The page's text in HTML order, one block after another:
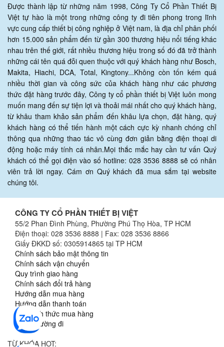
Được thành lập từ những năm 1998, Công Ty Cổ Phần Thiết Bị
Việt tự hào là một trong những công ty đi tiên phong trong lĩnh
vực cung cấp thiết bị công nghiệp ở Việt nam, là địa chỉ phân phối
hơn 15.000 sản phẩm đến từ gần 300 thương hiệu nổi tiếng khác
nhau trên thế giới, rất nhiều thương hiệu trong số đó đã trở thành
những cái tên quá đỗi quen thuộc với quý khách hàng như Bosch,
Makita, Hiachi, DCA, Total, Kingtony...Không còn tốn kém quá
nhiều thời gian và công sức của khách hàng như các phương
thức đặt hàng trước đây, Công ty cổ phần thiết bị Việt luôn mong
muốn mang đến sự tiện lợi và thoải mái nhất cho quý khách hàng,
từ khâu tham khảo sản phẩm đến khâu lựa chọn, đặt hàng, quý
khách hàng có thể tiến hành một cách cực kỳ nhanh chóng chỉ
thông qua những thao tác vô cùng đơn giản bằng điện thoại di
động hoặc máy tính cá nhân.Mọi thắc mắc hay cần tư vấn Quý
khách có thể gọi điện vào số hotline: 028 3536 8888 sẽ có nhân
viên trả lời ngay. Cám ơn Quý khách đã mua sắm tại website
chúng tôi.
CÔNG TY CỔ PHẦN THIẾT BỊ VIỆT
55/2 Phan Đình Phùng, Phường Phú Thọ Hòa, TP HCM
Điện thoại: 028 3536 8888 | Fax: 028 3536 8866
Giấy ĐKKD số: 0305914865 tại TP HCM
Chính sách bảo mật thông tin
Chính sách vận chuyển
Quy trình giao hàng
Chính sách đổi trả hàng
Hướng dẫn mua hàng
Hướng dẫn thanh toán
Các hình thức mua hàng
Sơ đồ đường đi
TỪ KHÓA HOT: